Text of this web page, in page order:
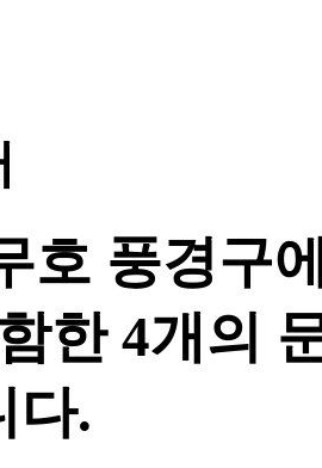
호 풍경구
한 4개의
다.